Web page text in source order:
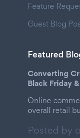
Feature
Guest Blog
Featured
Converting
Black Friday
Online
overall retail
Posted by